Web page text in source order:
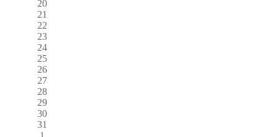
20
21
22
23
24
25
26
27
28
29
30
31